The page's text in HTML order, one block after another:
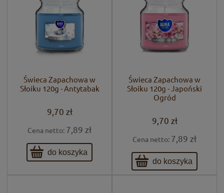
Świeca Zapachowa w
Słoiku 120g - Antytabak
9,70 zł
Cena netto: 7,89 zł
do koszyka
Świeca Zapachowa w
Słoiku 120g - Japoński
Ogród
9,70 zł
Cena netto: 7,89 zł
do koszyka